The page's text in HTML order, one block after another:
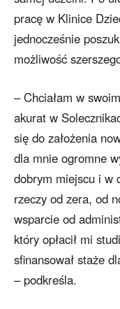
pracę w Klinice
jednocześnie
możliwość
– Chciałam w
akurat w
się do założenia
dla mnie ogromne
dobrym miejscu i w
rzeczy od zera, od
wsparcie od
który opłacił mi
sfinansował staże
– podkreśla.